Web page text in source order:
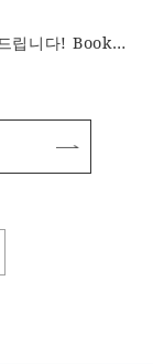
Awards 2026’ 전 지점 고득점 달성